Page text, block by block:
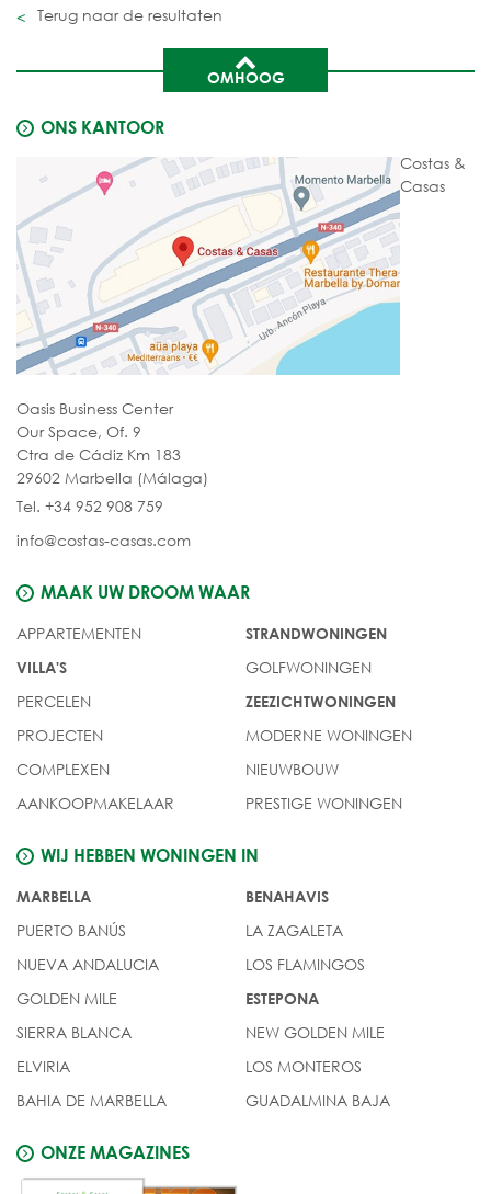
Terug naar de resultaten
OMHOOG
ONS KANTOOR
Costas &
Casas
Oasis Business Center
Our Space, Of. 9
Ctra de Cádiz Km 183
29602 Marbella (Málaga)
Tel. +34 952 908 759
info@costas-casas.com
MAAK UW DROOM WAAR
APPARTEMENTEN
VILLA'S
PERCELEN
PROJECTEN
COMPLEXEN
AANKOOPMAKELAAR
STRANDWONINGEN
GOLFWONINGEN
ZEEZICHTWONINGEN
MODERNE WONINGEN
NIEUWBOUW
PRESTIGE WONINGEN
WIJ HEBBEN WONINGEN IN
MARBELLA
PUERTO BANÚS
NUEVA ANDALUCIA
GOLDEN MILE
SIERRA BLANCA
ELVIRIA
BAHIA DE MARBELLA
BENAHAVIS
LA ZAGALETA
LOS FLAMINGOS
ESTEPONA
NEW GOLDEN MILE
LOS MONTEROS
GUADALMINA BAJA
ONZE MAGAZINES